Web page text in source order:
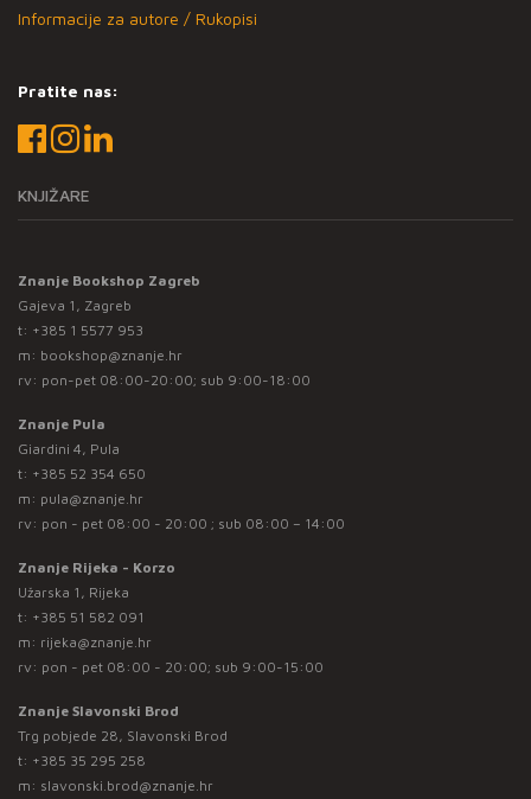
Informacije za autore / Rukopisi
Pratite nas:
KNJIŽARE
Znanje Bookshop Zagreb
Gajeva 1, Zagreb
t: +385 1 5577 953
m: bookshop@znanje.hr
rv: pon-pet 08:00-20:00; sub 9:00-18:00
Znanje Pula
Giardini 4, Pula
t: +385 52 354 650
m: pula@znanje.hr
rv: pon - pet 08:00 - 20:00 ; sub 08:00 – 14:00
Znanje Rijeka - Korzo
Užarska 1, Rijeka
t: +385 51 582 091
m: rijeka@znanje.hr
rv: pon - pet 08:00 - 20:00; sub 9:00-15:00
Znanje Slavonski Brod
Trg pobjede 28, Slavonski Brod
t: +385 35 295 258
m: slavonski.brod@znanje.hr